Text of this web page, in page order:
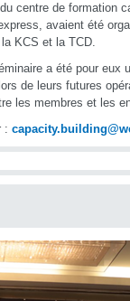
centre de formation
avaient été
KCS et la TCD.
a été pour eux
de leurs futures
les membres et les
: